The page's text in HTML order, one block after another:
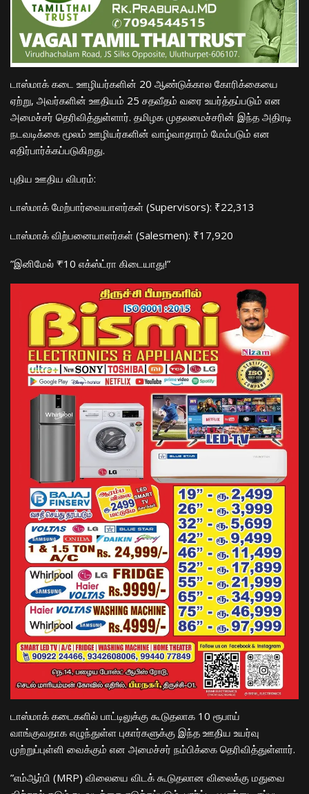
​டாஸ்மாக் கடை ஊழியர்களின் 20 ஆண்டுக்கால கோரிக்கையை
ஏற்று, அவர்களின் ஊதியம் 25 சதவீதம் வரை உயர்த்தப்படும் என
அமைச்சர் தெரிவித்துள்ளார். தமிழக முதலமைச்சரின் இந்த அதிரடி
நடவடிக்கை மூலம் ஊழியர்களின் வாழ்வாதாரம் மேம்படும் என
எதிர்பார்க்கப்படுகிறது.
​புதிய ஊதிய விபரம்:
​டாஸ்மாக் மேற்பார்வையாளர்கள் (Supervisors): ₹22,313
​டாஸ்மாக் விற்பனையாளர்கள் (Salesmen): ₹17,920
​”இனிமேல் ₹10 எக்ஸ்ட்ரா கிடையாது!”
​டாஸ்மாக் கடைகளில் பாட்டிலுக்கு கூடுதலாக 10 ரூபாய்
வாங்குவதாக எழுந்துள்ள புகார்களுக்கு இந்த ஊதிய உயர்வு
முற்றுப்புள்ளி வைக்கும் என அமைச்சர் நம்பிக்கை தெரிவித்துள்ளார்.
​”எம்ஆர்பி (MRP) விலையை விடக் கூடுதலான விலைக்கு மதுவை